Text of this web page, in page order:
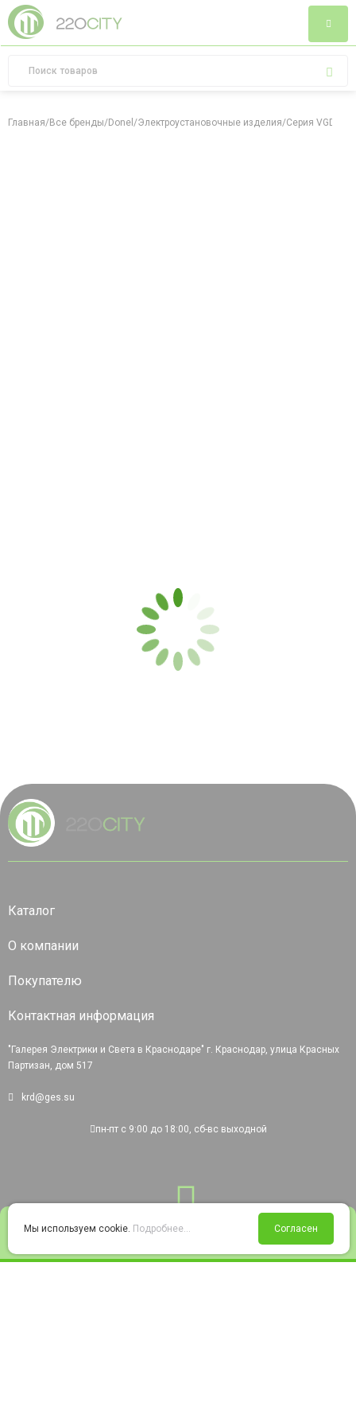
Войти Избранное Корзина
Главная/Все бренды/Donel /Электроустановочные изделия/Серия VGD
Каталог
О компании
Покупателю
Контактная информация
"Галерея Электрики и Света в Краснодаре" г. Краснодар, улица Красных
Партизан, дом 517
krd@ges.su
пн-пт с 9:00 до 18:00, сб-вс выходной
Мы используем cookie. Подробнее... Согласен